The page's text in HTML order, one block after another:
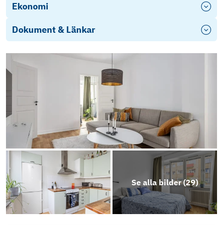
Ekonomi
Dokument & Länkar
Se alla bilder (29)